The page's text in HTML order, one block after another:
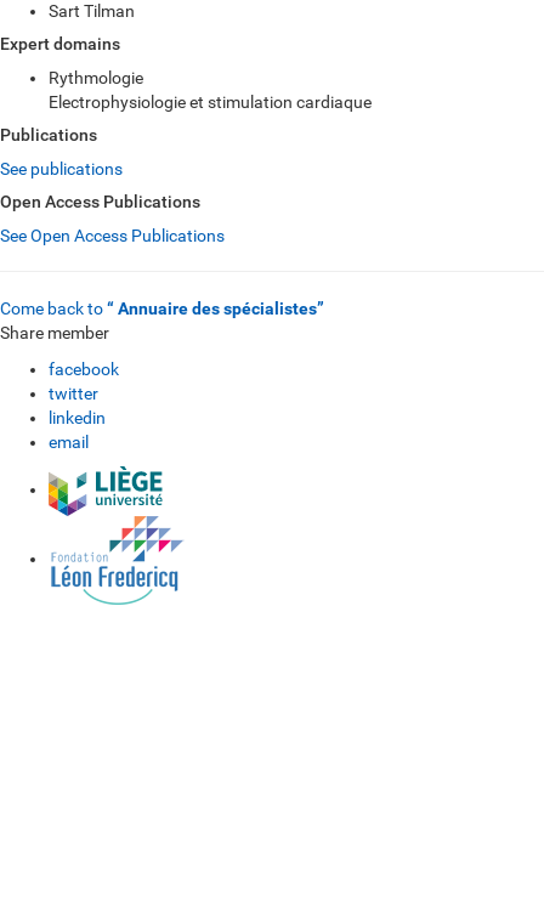
Sart Tilman
Expert domains
Rythmologie
Electrophysiologie et stimulation cardiaque
Publications
See publications
Open Access Publications
See Open Access Publications
Come back to“ Annuaire des spécialistes”
Share member
facebook
twitter
linkedin
email